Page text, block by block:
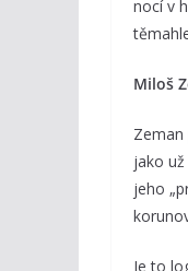
nocí v
Miloš
jako
jeho
Je to